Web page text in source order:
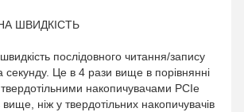
ШВИДКІСТЬ
послідовного читання/запису
Це в 4 рази вище в порівнянні
накопичувачами PCIe
вище, ніж у твердотільних накопичувачів